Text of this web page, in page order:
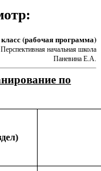
(рабочая программа)
Перспективная начальная школа
Паневина Е.А.
по